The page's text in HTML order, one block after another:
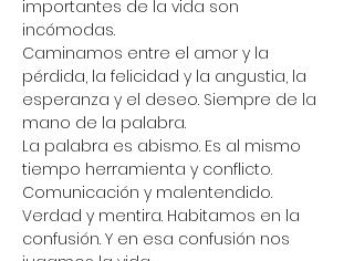
importantes de la vida son
incómodas.
Caminamos entre el amor y la
pérdida, la felicidad y la angustia, la
esperanza y el deseo. Siempre de la
mano de la palabra.
La palabra es abismo. Es al mismo
tiempo herramienta y conflicto.
Comunicación y malentendido.
Verdad y mentira. Habitamos en la
confusión. Y en esa confusión nos